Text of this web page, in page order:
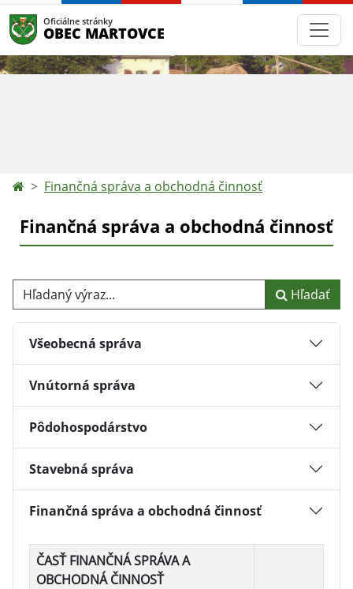
Oficiálne stránky
OBEC MARTOVCE
Finančná správa a obchodná činnosť
Finančná správa a obchodná činnosť
Hľadaný výraz... Hľadať
Všeobecná správa
Vnútorná správa
Pôdohospodárstvo
Stavebná správa
Finančná správa a obchodná činnosť
ČASŤ FINANČNÁ SPRÁVA A
OBCHODNÁ ČINNOSŤ